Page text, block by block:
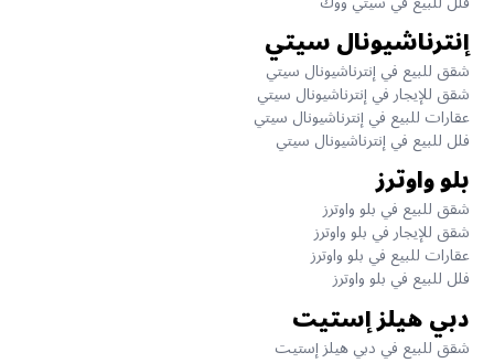
إنترناشيونال سيتي
شقق للبيع في إنترناشيونال سيتي
شقق للإيجار في إنترناشيونال سيتي
عقارات للبيع في إنترناشيونال سيتي
فلل للبيع في إنترناشيونال سيتي
بلو واوترز
شقق للبيع في بلو واوترز
شقق للإيجار في بلو واوترز
عقارات للبيع في بلو واوترز
فلل للبيع في بلو واوترز
دبي هيلز إستيت
شقق للبيع في دبي هيلز إستيت